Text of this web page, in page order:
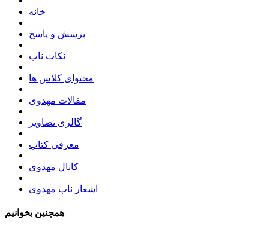
خانه
پرسش و پاسخ
نکات ناب
محتوای کلاس ها
مقالات مهدوی
گالری تصاویر
معرفی کتاب
کانال مهدوی
اشعار ناب مهدوی
همچنین بخوانیم